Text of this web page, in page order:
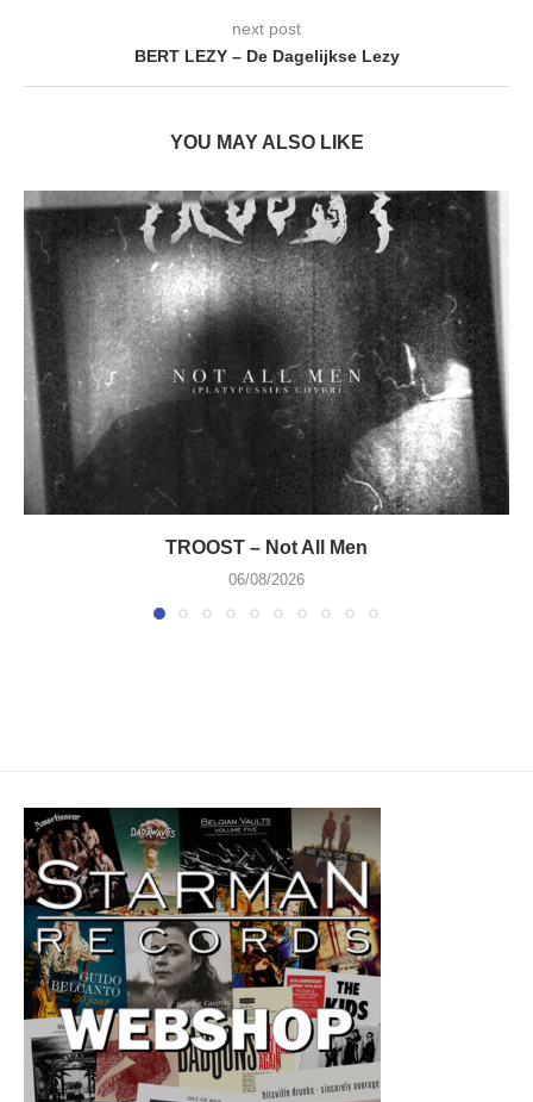
next post
BERT LEZY – De Dagelijkse Lezy
YOU MAY ALSO LIKE
TROOST – Not All Men
06/08/2026